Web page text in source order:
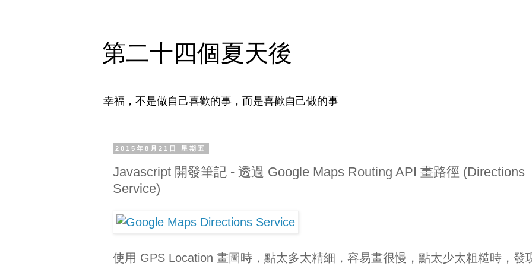
第二十四個夏天後
幸福，不是做自己喜歡的事，而是喜歡自己做的事
2015年8月21日 星期五
Javascript 開發筆記 - 透過 Google Maps Routing API 畫路徑 (Directions
Service)
使用 GPS Location 畫圖時，點太多太精細，容易畫很慢，點太少太粗糙時，發